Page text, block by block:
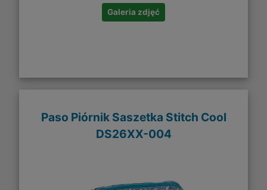
Galeria zdjęć
Paso Piórnik Saszetka Stitch Cool
DS26XX-004